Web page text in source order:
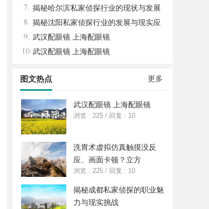
律边界解析
7. 揭秘哈尔滨私家侦探行业的现状与发展
趋势
8. 揭秘沈阳私家侦探行业的发展与现实应
用
9. 武汉配眼镜 上海配眼镜
10.武汉配眼镜 上海配眼镜
更多
图文热点
武汉配眼镜 上海配眼镜
浏览 : 225 / 回复 : 10
洗胃术虚拟仿真触摸没反
应、画面卡顿？立方
浏览 : 225 / 回复 : 10
揭秘成都私家侦探的职业魅
力与现实挑战